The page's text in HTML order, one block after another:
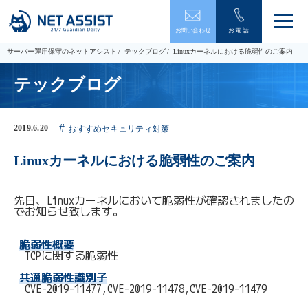
お問い合わせ お電話
メ
ュ
ー
サーバー運用保守のネットアシスト テックブログ Linuxカーネルにおける脆弱性のご案内
テックブログ
2019.6.20 おすすめセキュリティ対策
Linuxカーネルにおける脆弱性のご案内
先日、Linuxカーネルにおいて脆弱性が確認されましたの
でお知らせ致します。
脆弱性概要
TCPに関する脆弱性
共通脆弱性識別子
CVE-2019-11477,CVE-2019-11478,CVE-2019-11479